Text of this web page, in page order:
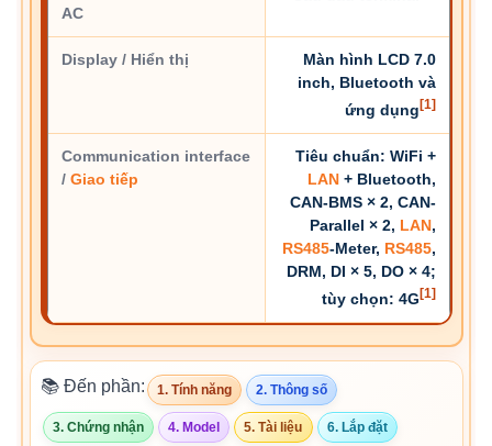
AC
Display / Hiển thị
Màn hình LCD 7.0
inch, Bluetooth và
ứng dụng [1]
Communication interface
/ Giao tiếp
Tiêu chuẩn: WiFi +
LAN+ Bluetooth,
CAN-BMS × 2, CAN-
Parallel × 2, LAN,
RS485-Meter, RS485,
DRM, DI × 5, DO × 4;
tùy chọn: 4G [1]
📚 Đến phần: 1. Tính năng 2. Thông số
3. Chứng nhận 4. Model 5. Tài liệu 6. Lắp đặt